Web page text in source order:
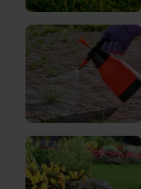
très
vite,
et
lorsqu’elles
touchent
le
sol,
elles
produisent...